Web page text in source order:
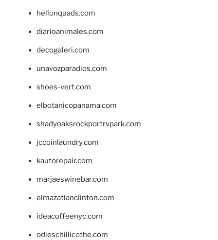
hellonquads.com
diarioanimales.com
decogaleri.com
unavozparadios.com
shoes-vert.com
elbotanicopanama.com
shadyoaksrockportrvpark.com
jccoinlaundry.com
kautorepair.com
marjaeswinebar.com
elmazatlanclinton.com
ideacoffeenyc.com
odieschillicothe.com